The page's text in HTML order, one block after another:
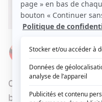
ParÉlizabeth Lepage-
Comme Bernard
barre du Téléjournal